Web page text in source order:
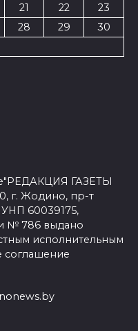
21 22
23
28 29
30
ГАЗЕТЫ
г. Жодино, пр-т
УНП 60039175,
№ 786 выдано
исполнительным
соглашение